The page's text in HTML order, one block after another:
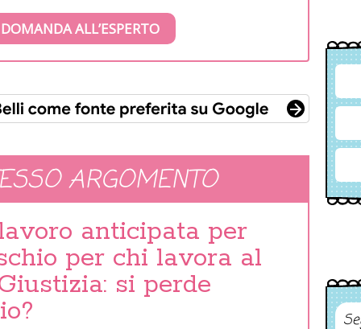
ALL’ESPERTO
ARGOMENTO
anticipata per
per chi lavora al
si perde